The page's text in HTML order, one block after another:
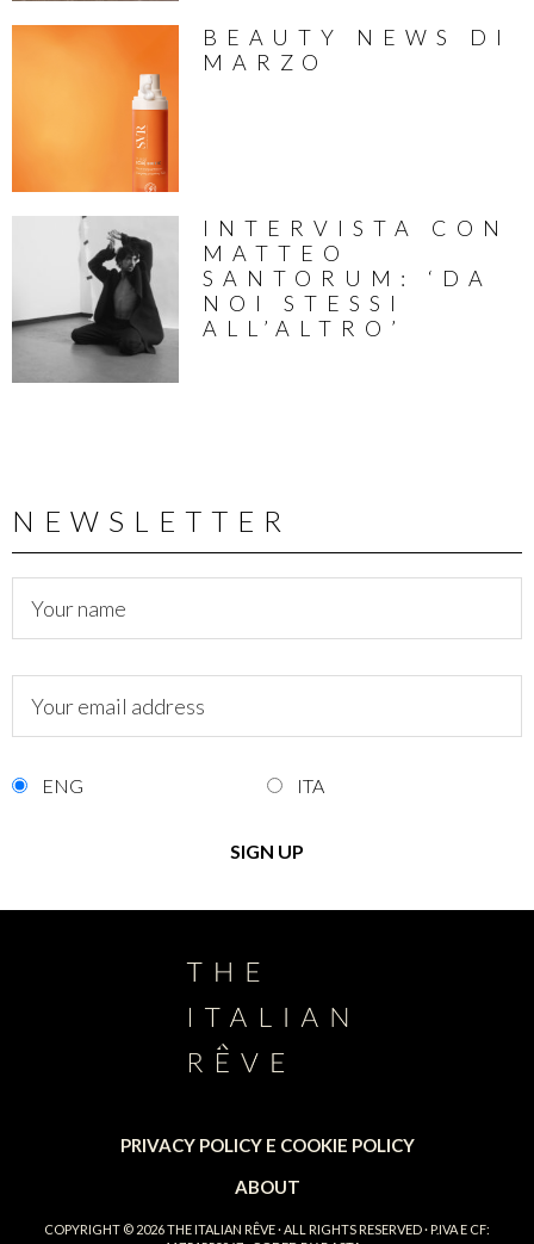
BEAUTY NEWS DI
MARZO
INTERVISTA CON
MATTEO
SANTORUM: ‘DA
NOI STESSI
ALL’ALTRO’
NEWSLETTER
ENG ITA
PRIVACY POLICY E COOKIE POLICY
ABOUT
COPYRIGHT © 2026THE ITALIAN RÊVE· ALL RIGHTS RESERVED · P.IVA E CF: